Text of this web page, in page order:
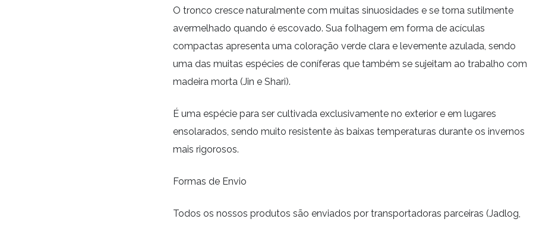
O tronco cresce naturalmente com muitas sinuosidades e se torna sutilmente
avermelhado quando é escovado. Sua folhagem em forma de acículas
compactas apresenta uma coloração verde clara e levemente azulada, sendo
uma das muitas espécies de coníferas que também se sujeitam ao trabalho com
madeira morta (Jin e Shari).
É uma espécie para ser cultivada exclusivamente no exterior e em lugares
ensolarados, sendo muito resistente às baixas temperaturas durante os invernos
mais rigorosos.
Formas de Envio
Todos os nossos produtos são enviados por transportadoras parceiras (Jadlog,